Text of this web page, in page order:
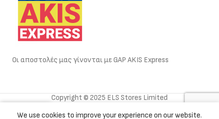
Οι αποστολές μας γίνονται με GAP AKIS Express
Copyright © 2025 ELS Stores Limited
We use cookies to improve your experience on our website.